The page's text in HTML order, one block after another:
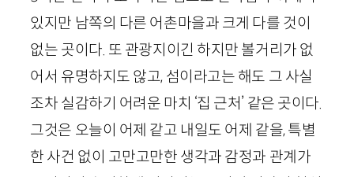
있지만 남쪽의 다른 어촌마을과 크게 다를 것이
없는 곳이다. 또 관광지이긴 하지만 볼거리가 없
어서 유명하지도 않고, 섬이라고는 해도 그 사실
조차 실감하기 어려운 마치 ‘집 근처’ 같은 곳이다.
그것은 오늘이 어제 같고 내일도 어제 같을, 특별
한 사건 없이 고만고만한 생각과 감정과 관계가